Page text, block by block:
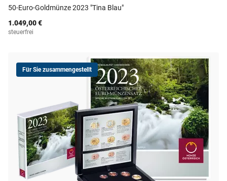
50-Euro-Goldmünze 2023 "Tina Blau"
1.049,00 €
steuerfrei
Für Sie zusammengestellt